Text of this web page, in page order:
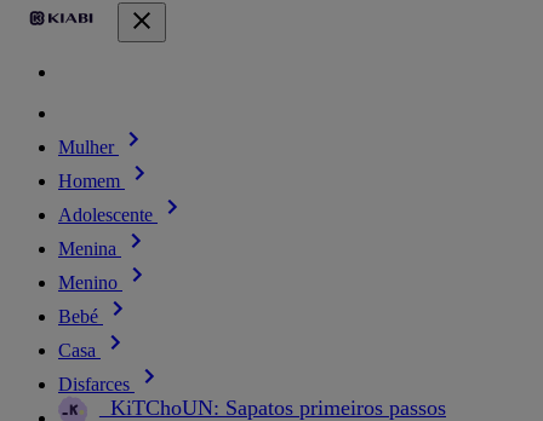
Mulher
Homem
Adolescente
Menina
Menino
Bebé
Casa
Disfarces
_KiTChoUN: Sapatos primeiros passos